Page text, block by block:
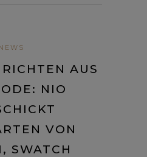
AUS
NIO
VON
SWATCH